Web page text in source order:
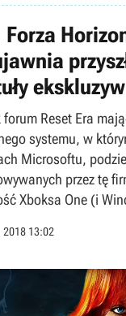
Reset Era
systemu, w
Microsoftu,
przez tę
Xboksa One (i
2018 13:02